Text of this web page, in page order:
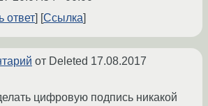
ответ
Ссылка
от Deleted 17.08.2017
цифровую подпись никакой